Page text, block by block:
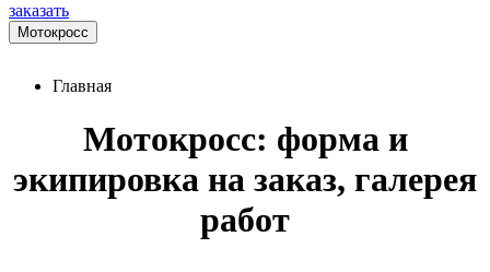
заказать
Мотокросс
Главная
Мотокросс: форма и
экипировка на заказ, галерея
работ